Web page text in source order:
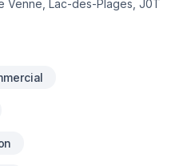
Venne, Lac-des-Plages, J0T